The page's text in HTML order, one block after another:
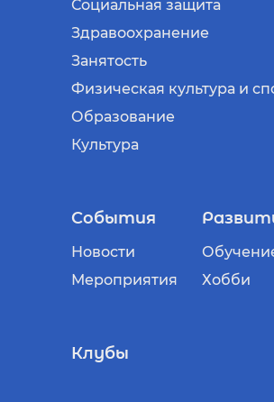
Социальная защита
Здравоохранение
Занятость
Физическая культура и
Образование
Культура
События
Новости
Мероприятия
Хобби
Клубы